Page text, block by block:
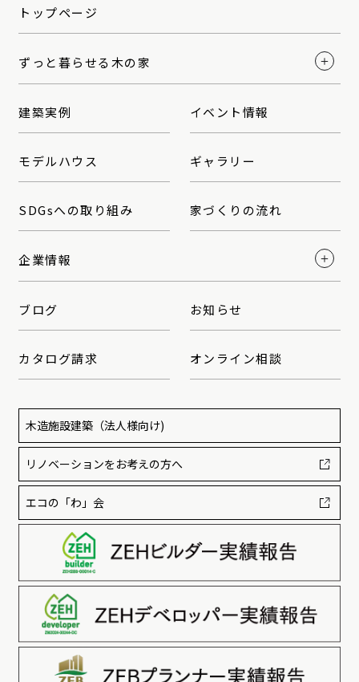
トップページ
ずっと暮らせる木の家
建築実例 イベント情報
モデルハウス ギャラリー
SDGsへの取り組み 家づくりの流れ
企業情報
ブログ お知らせ
カタログ請求 オンライン相談
木造施設建築 （法人様向け)
リノベーションをお考えの方へ
エコの「わ」会